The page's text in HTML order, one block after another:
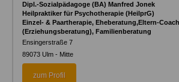
Dipl.-Sozialpädagoge (BA) Manfred Jonek
Heilpraktiker für Psychotherapie (HeilprG)
Einzel- & Paartherapie, Eheberatung,Eltern-
(Erziehungsberatung), Familienberatung
Ensingerstraße 7
89073 Ulm - Mitte
zum Profil